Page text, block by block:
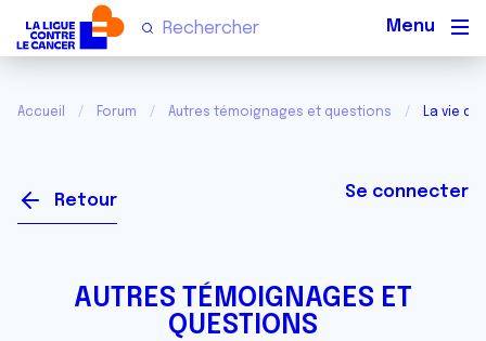
Accueil Forum Autres témoignages et questions La vie
Retour Se connecter
AUTRES TÉMOIGNAGES ET
QUESTIONS